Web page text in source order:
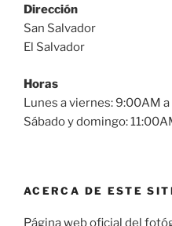
Dirección
San Salvador
El Salvador
Horas
Lunes a viernes: 9:00AM
Sábado y domingo:
ACERCA DE ESTE
Página web oficial del